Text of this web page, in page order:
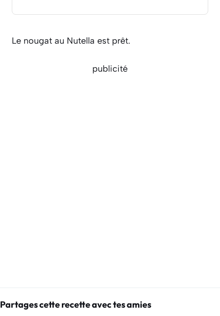
Le nougat au Nutella est prêt.
publicité
Partages cette recette avec tes amies